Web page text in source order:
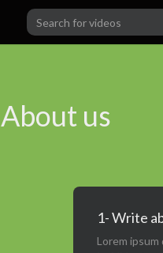
About us
1- Write
Lorem